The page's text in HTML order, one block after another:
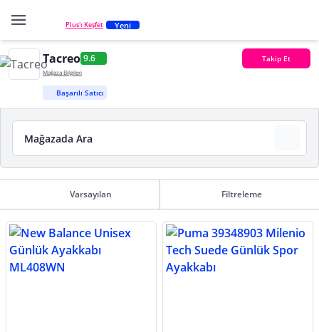
Plus'ı Keşfet Yeni
Tacreo 9.6 Takip Et
Mağaza Bilgileri
Başarılı Satıcı
Varsayılan Filtreleme